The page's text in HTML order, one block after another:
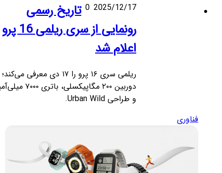
2025/12/17
0 تاریخ رسمی
رونمایی از سری ریلمی 16 پرو
اعلام شد
ریلمی سری ۱۶ پرو را ۱۷ دی معرفی می‌کند؛
دوربین ۲۰۰ مگاپیکسلی، باتری ۷۰۰۰ میلی‌آمپر
و طراحی Urban Wild.
فناوری